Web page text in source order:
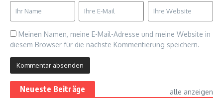
Meinen Namen, meine E-Mail-Adresse und meine Website in
diesem Browser für die nächste Kommentierung speichern.
Neueste Beiträge alle anzeigen